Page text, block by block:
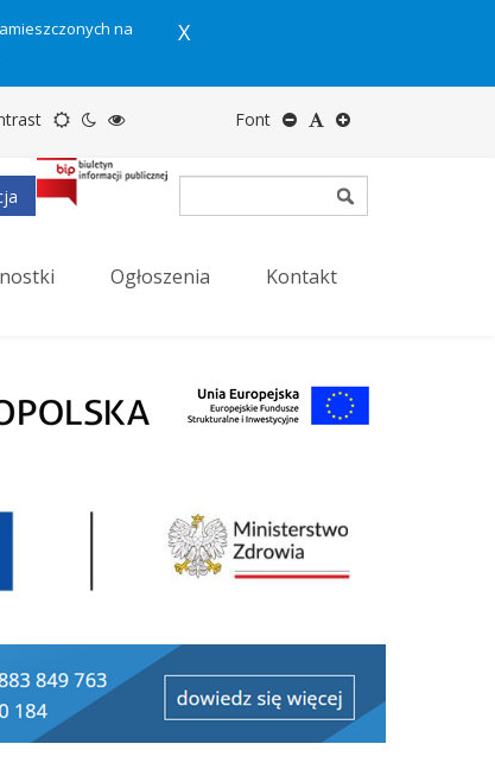
na
X
Motyw
domyślny
Tryb
nocny
Tryb
wysokiego
kontrastu
Font Zmniejsz
rozmiar
tekstu
Domyślny
rozmiar
tekstu
Zwiększ
rozmiar
tekstu
Ogłoszenia Kontakt